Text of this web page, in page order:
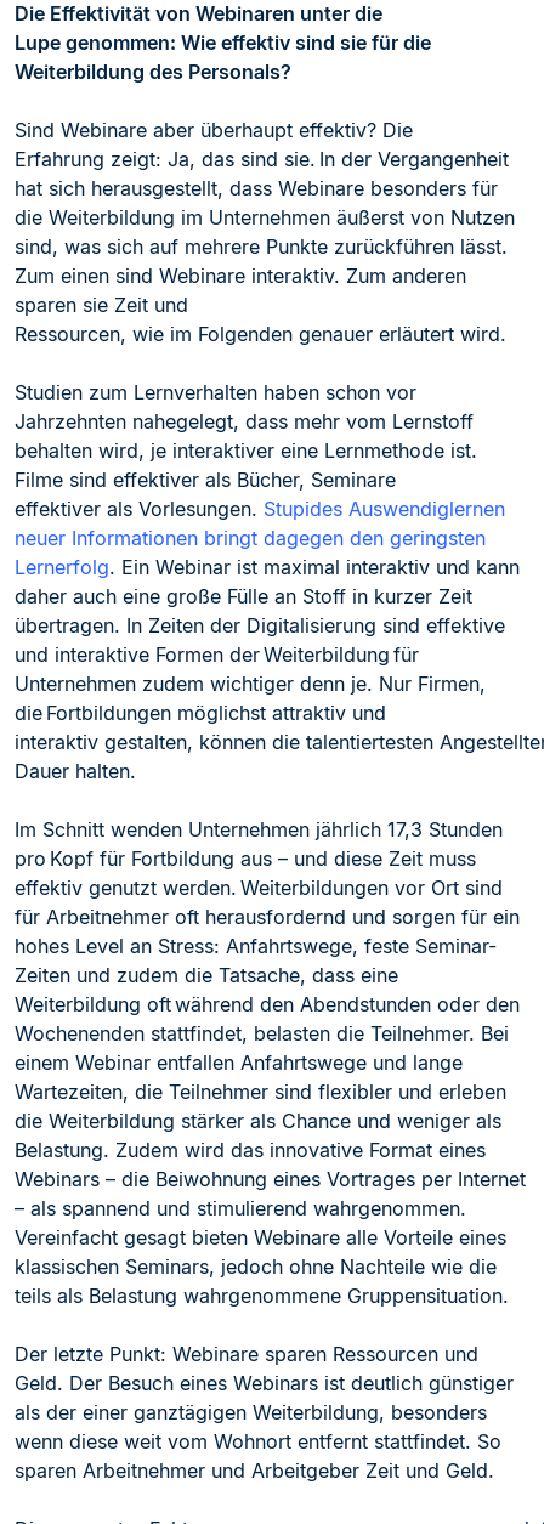
Die Effektivität von Webinaren unter die
Lupe genommen: Wie effektiv sind sie für die
Weiterbildung des Personals?
Sind Webinare aber überhaupt effektiv? Die
Erfahrung zeigt: Ja, das sind sie. In der Vergangenheit
hat sich herausgestellt, dass Webinare besonders für
die Weiterbildung im Unternehmen äußerst von Nutzen
sind, was sich auf mehrere Punkte zurückführen lässt.
Zum einen sind Webinare interaktiv. Zum anderen
sparen sie Zeit und
Ressourcen, wie im Folgenden genauer erläutert wird.
Studien zum Lernverhalten haben schon vor
Jahrzehnten nahegelegt, dass mehr vom Lernstoff
behalten wird, je interaktiver eine Lernmethode ist.
Filme sind effektiver als Bücher, Seminare
effektiver als Vorlesungen. Stupides Auswendiglernen
neuer Informationen bringt dagegen den geringsten
Lernerfolg. Ein Webinar ist maximal interaktiv und kann
daher auch eine große Fülle an Stoff in kurzer Zeit
übertragen. In Zeiten der Digitalisierung sind effektive
und interaktive Formen der Weiterbildung für
Unternehmen zudem wichtiger denn je. Nur Firmen,
die Fortbildungen möglichst attraktiv und
interaktiv gestalten, können die talentiertesten
Dauer halten.
Im Schnitt wenden Unternehmen jährlich 17,3 Stunden
pro Kopf für Fortbildung aus – und diese Zeit muss
effektiv genutzt werden. Weiterbildungen vor Ort sind
für Arbeitnehmer oft herausfordernd und sorgen für ein
hohes Level an Stress: Anfahrtswege, feste Seminar-
Zeiten und zudem die Tatsache, dass eine
Weiterbildung oft während den Abendstunden oder den
Wochenenden stattfindet, belasten die Teilnehmer. Bei
einem Webinar entfallen Anfahrtswege und lange
Wartezeiten, die Teilnehmer sind flexibler und erleben
die Weiterbildung stärker als Chance und weniger als
Belastung. Zudem wird das innovative Format eines
Webinars – die Beiwohnung eines Vortrages per Internet
– als spannend und stimulierend wahrgenommen.
Vereinfacht gesagt bieten Webinare alle Vorteile eines
klassischen Seminars, jedoch ohne Nachteile wie die
teils als Belastung wahrgenommene Gruppensituation.
Der letzte Punkt: Webinare sparen Ressourcen und
Geld. Der Besuch eines Webinars ist deutlich günstiger
als der einer ganztägigen Weiterbildung, besonders
wenn diese weit vom Wohnort entfernt stattfindet. So
sparen Arbeitnehmer und Arbeitgeber Zeit und Geld.